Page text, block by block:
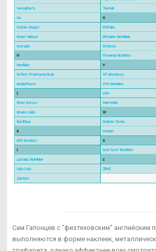
Сам Гапонцев с "физтеховским" английским
выполняются в форме наклеек,